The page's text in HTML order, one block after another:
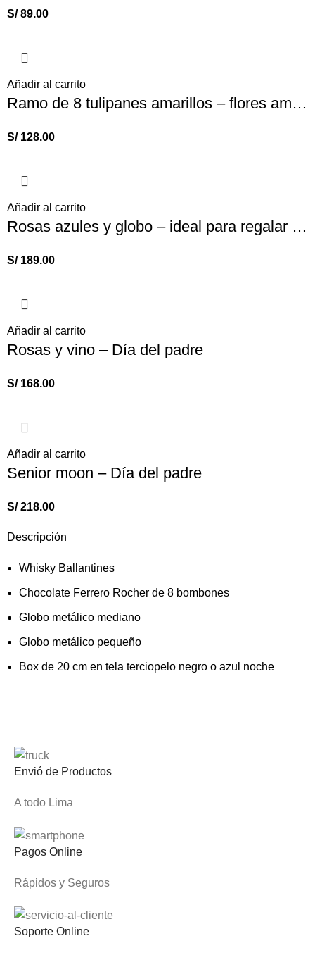
S/89.00
Añadir al carrito
Ramo de 8 tulipanes amarillos – flores amarillas
S/128.00
Añadir al carrito
Rosas azules y globo – ideal para regalar a papá
S/189.00
Añadir al carrito
Rosas y vino – Día del padre
S/168.00
Añadir al carrito
Senior moon – Día del padre
S/218.00
Descripción
Whisky Ballantines
Chocolate Ferrero Rocher de 8 bombones
Globo metálico mediano
Globo metálico pequeño
Box de 20 cm en tela terciopelo negro o azul noche
Envió de Productos
A todo Lima
Pagos Online
Rápidos y Seguros
Soporte Online